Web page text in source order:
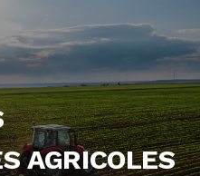
AGRICOLES